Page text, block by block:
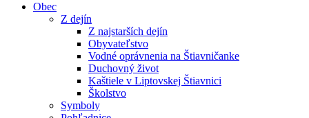
Obec
Z dejín
Z najstarších dejín
Obyvateľstvo
Vodné oprávnenia na Štiavničanke
Duchovný život
Kaštiele v Liptovskej Štiavnici
Školstvo
Symboly